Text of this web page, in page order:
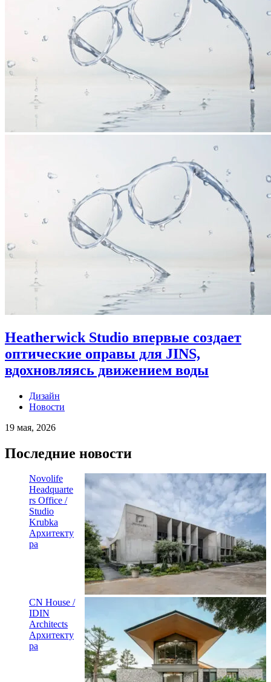
Heatherwick Studio впервые создает
оптические оправы для JINS,
вдохновляясь движением воды
Дизайн
Новости
19 мая, 2026
Последние новости
Novolife
Headquarte
rs Office /
Studio
Krubka
Архитекту
ра
CN House /
IDIN
Architects
Архитекту
ра